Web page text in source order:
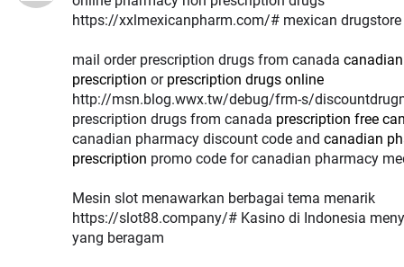
https://xxlmexicanpharm.com/# mexican
mail order prescription drugs from canada
prescription or prescription drugs online
http://msn.blog.wwx.tw/debug/frm-s/
prescription drugs from canada prescription free
canadian pharmacy discount code and canadian
prescription promo code for canadian pharmacy
Mesin slot menawarkan berbagai tema menarik
https://slot88.company/# Kasino di Indonesia
yang beragam